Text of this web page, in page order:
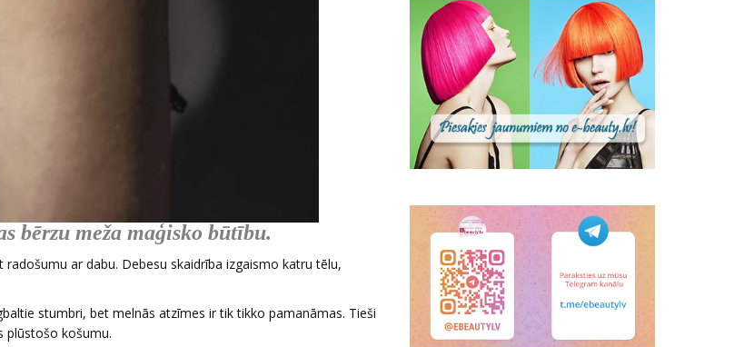
bērzu meža maģisko būtību.
ar dabu. Debesu skaidrība izgaismo katru tēlu,
stumbri, bet melnās atzīmes ir tik tikko pamanāmas. Tieši
plūstošo košumu.